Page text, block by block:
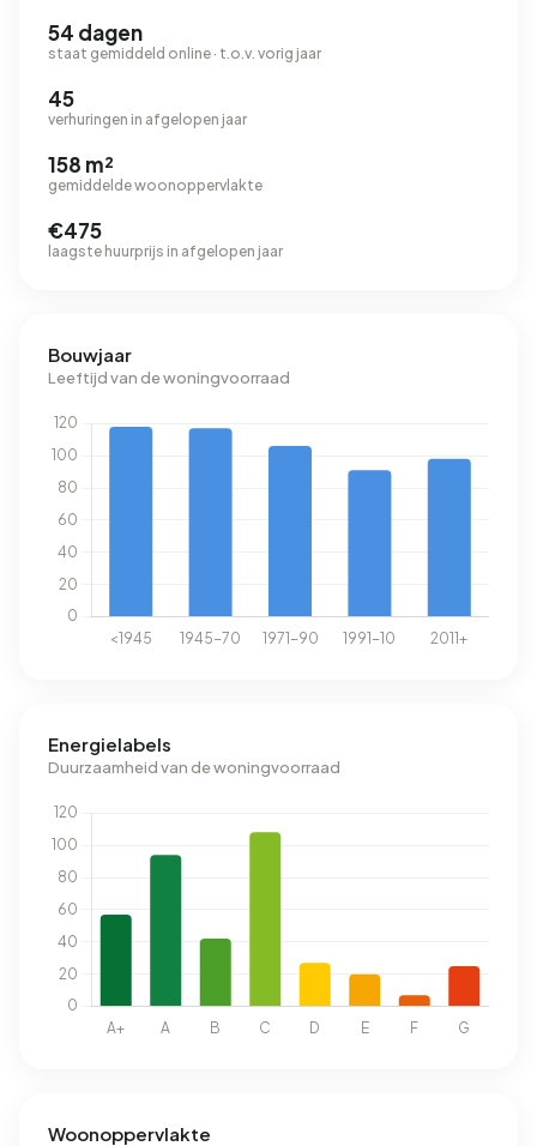
54 dagen
staat gemiddeld online · t.o.v. vorig jaar
45
verhuringen in afgelopen jaar
158 m²
gemiddelde woonoppervlakte
€475
laagste huurprijs in afgelopen jaar
Bouwjaar
Leeftijd van de woningvoorraad
Energielabels
Duurzaamheid van de woningvoorraad
Woonoppervlakte